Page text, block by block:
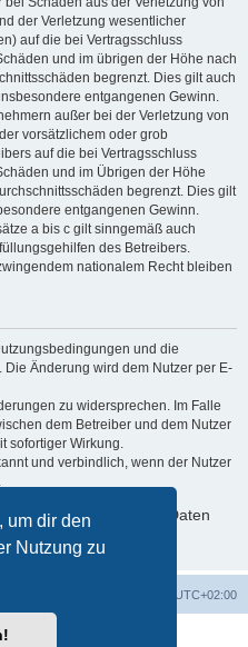
um dir den
Nutzung zu
der Verletzung wesentlicher
auf die bei Vertragsschluss
und im übrigen der Höhe nach
begrenzt. Dies gilt auch
entgangenen Gewinn.
außer bei der Verletzung von
vorsätzlichem oder grob
auf die bei Vertragsschluss
und im Übrigen der Höhe
begrenzt. Dies gilt
entgangenen Gewinn.
a bis c gilt sinngemäß auch
des Betreibers.
nationalem Recht bleiben
und die
Änderung wird dem Nutzer per E-
zu widersprechen. Im Falle
dem Betreiber und dem Nutzer
sofortiger Wirkung.
und verbindlich, wenn der Nutzer
deinen persönlichen Daten
UTC+02:00
Software © phpBB Limited